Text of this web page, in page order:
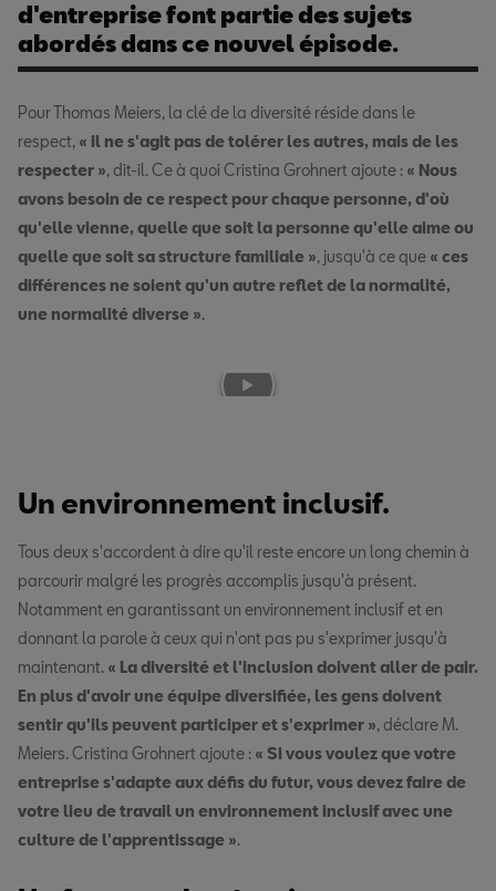
d'entreprise font partie des sujets
abordés dans ce nouvel épisode.
Pour Thomas Meiers, la clé de la diversité réside dans le
respect, « il ne s'agit pas de tolérer les autres, mais de les
respecter », dit-il. Ce à quoi Cristina Grohnert ajoute : « Nous
avons besoin de ce respect pour chaque personne, d'où
qu'elle vienne, quelle que soit la personne qu'elle aime ou
quelle que soit sa structure familiale », jusqu'à ce que « ces
différences ne soient qu'un autre reflet de la normalité,
une normalité diverse ».
Un environnement inclusif.
Tous deux s'accordent à dire qu'il reste encore un long chemin à
parcourir malgré les progrès accomplis jusqu'à présent.
Notamment en garantissant un environnement inclusif et en
donnant la parole à ceux qui n'ont pas pu s'exprimer jusqu'à
maintenant. « La diversité et l'inclusion doivent aller de pair.
En plus d'avoir une équipe diversifiée, les gens doivent
sentir qu'ils peuvent participer et s'exprimer », déclare M.
Meiers. Cristina Grohnert ajoute : « Si vous voulez que votre
entreprise s'adapte aux défis du futur, vous devez faire de
votre lieu de travail un environnement inclusif avec une
culture de l'apprentissage ».